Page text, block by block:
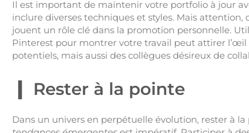
Il est important de maintenir votre portfolio à jour
inclure diverses techniques et styles. Mais attention,
jouent un rôle clé dans la promotion personnelle.
Pinterest pour montrer votre travail peut attirer
potentiels, mais aussi des collègues désireux de
Rester à la pointe
Dans un univers en perpétuelle évolution, rester à